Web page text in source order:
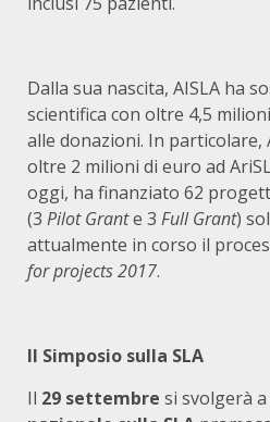
Dalla sua nascita, AISLA ha
scientifica con oltre 4,5
alle donazioni. In particolare,
oltre 2 milioni di euro ad
oggi, ha finanziato 62
(3 Pilot Grante 3 Full Grant)
attualmente in corso il
for projects 2017.
Il Simposio sulla SLA
Il 29 settembre si svolgerà a